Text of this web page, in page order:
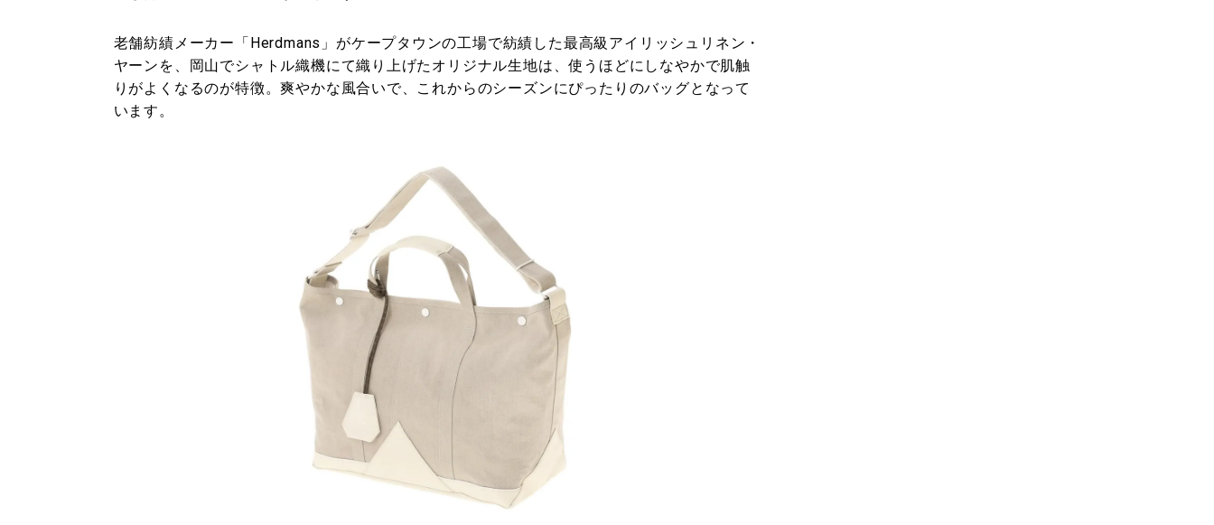
老舗紡績メーカー「Herdmans」がケープタウンの工場で紡績した最高級アイリッシュリネン・
ヤーンを、岡山でシャトル織機にて織り上げたオリジナル生地は、使うほどにしなやかで肌触
りがよくなるのが特徴。爽やかな風合いで、これからのシーズンにぴったりのバッグとなって
います。